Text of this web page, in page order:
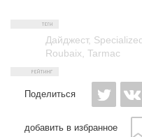
Дайджест,
Roubaix Tarmac
Поделиться
добавить в избранное